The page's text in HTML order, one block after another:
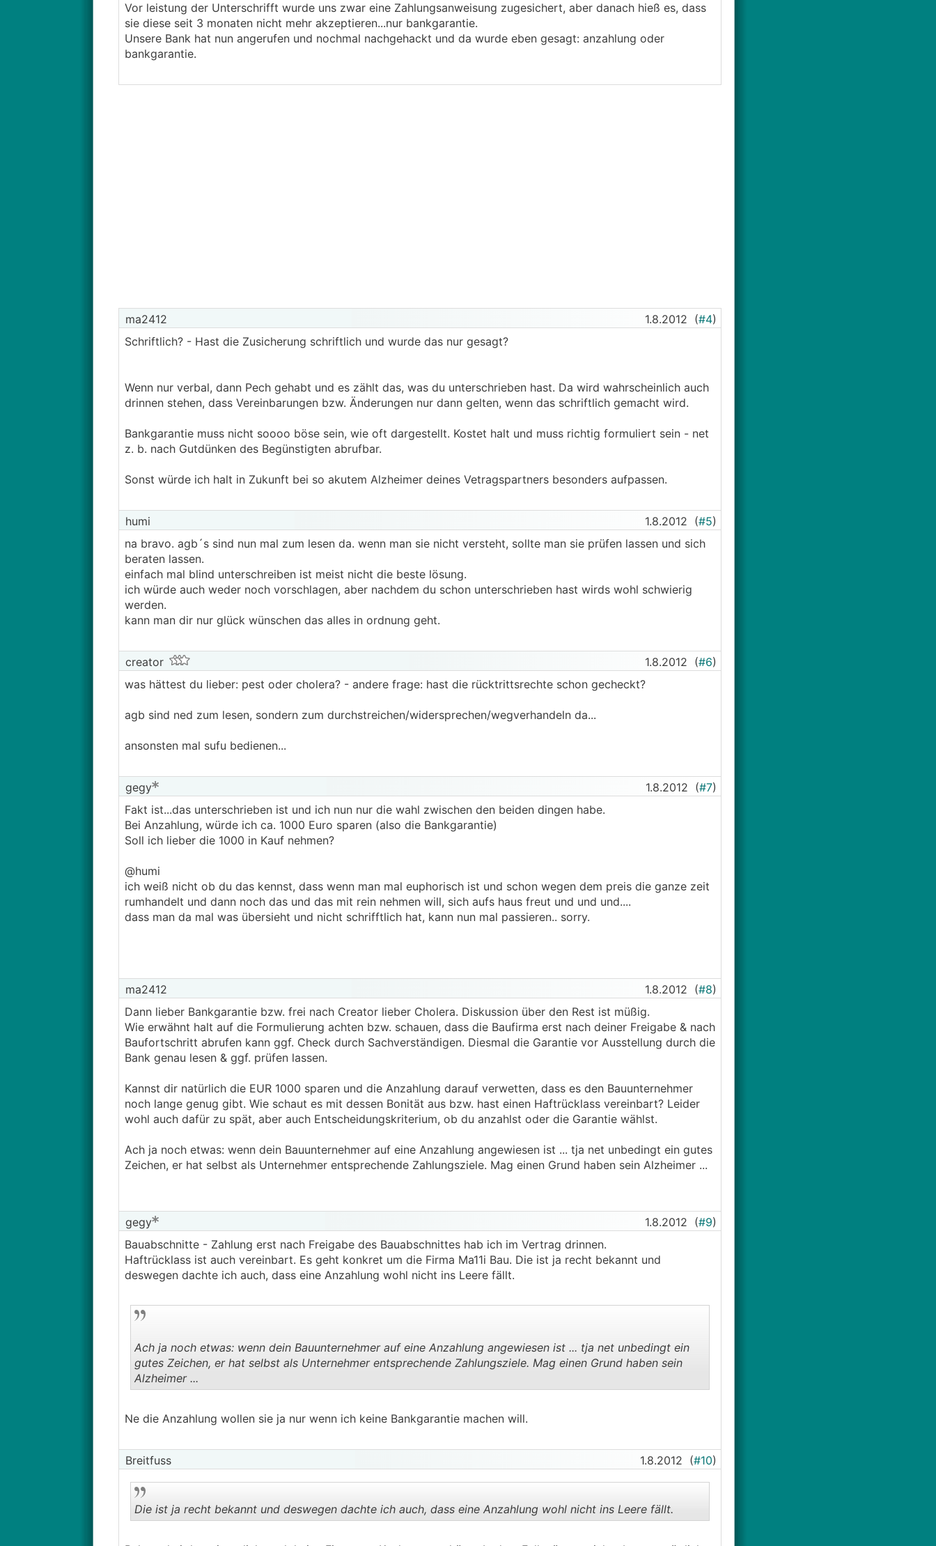
Vor leistung der Unterschrifft wurde uns zwar eine Zahlungsanweisung zugesichert, aber danach hieß es, dass
sie diese seit 3 monaten nicht mehr akzeptieren...nur bankgarantie.
Unsere Bank hat nun angerufen und nochmal nachgehackt und da wurde eben gesagt: anzahlung oder
bankgarantie.
ma2412 1.8.2012 (#4)
Schriftlich? - Hast die Zusicherung schriftlich und wurde das nur gesagt?
Wenn nur verbal, dann Pech gehabt und es zählt das, was du unterschrieben hast. Da wird wahrscheinlich auch
drinnen stehen, dass Vereinbarungen bzw. Änderungen nur dann gelten, wenn das schriftlich gemacht wird.
Bankgarantie muss nicht soooo böse sein, wie oft dargestellt. Kostet halt und muss richtig formuliert sein - net
z. b. nach Gutdünken des Begünstigten abrufbar.
Sonst würde ich halt in Zukunft bei so akutem Alzheimer deines Vetragspartners besonders aufpassen.
humi 1.8.2012 (#5)
na bravo. agb´s sind nun mal zum lesen da. wenn man sie nicht versteht, sollte man sie prüfen lassen und sich
beraten lassen.
einfach mal blind unterschreiben ist meist nicht die beste lösung.
ich würde auch weder noch vorschlagen, aber nachdem du schon unterschrieben hast wirds wohl schwierig
werden.
kann man dir nur glück wünschen das alles in ordnung geht.
creator 1.8.2012 (#6)
was hättest du lieber: pest oder cholera? - andere frage: hast die rücktrittsrechte schon gecheckt?
agb sind ned zum lesen, sondern zum durchstreichen/widersprechen/wegverhandeln da...
ansonsten mal sufu bedienen...
gegy 1.8.2012 (#7)
Fakt ist...das unterschrieben ist und ich nun nur die wahl zwischen den beiden dingen habe.
Bei Anzahlung, würde ich ca. 1000 Euro sparen (also die Bankgarantie)
Soll ich lieber die 1000 in Kauf nehmen?
@humi
ich weiß nicht ob du das kennst, dass wenn man mal euphorisch ist und schon wegen dem preis die ganze zeit
rumhandelt und dann noch das und das mit rein nehmen will, sich aufs haus freut und und und....
dass man da mal was übersieht und nicht schrifftlich hat, kann nun mal passieren.. sorry.
ma2412 1.8.2012 (#8)
Dann lieber Bankgarantie bzw. frei nach Creator lieber Cholera. Diskussion über den Rest ist müßig.
Wie erwähnt halt auf die Formulierung achten bzw. schauen, dass die Baufirma erst nach deiner Freigabe & nach
Baufortschritt abrufen kann ggf. Check durch Sachverständigen. Diesmal die Garantie vor Ausstellung durch die
Bank genau lesen & ggf. prüfen lassen.
Kannst dir natürlich die EUR 1000 sparen und die Anzahlung darauf verwetten, dass es den Bauunternehmer
noch lange genug gibt. Wie schaut es mit dessen Bonität aus bzw. hast einen Haftrücklass vereinbart? Leider
wohl auch dafür zu spät, aber auch Entscheidungskriterium, ob du anzahlst oder die Garantie wählst.
Ach ja noch etwas: wenn dein Bauunternehmer auf eine Anzahlung angewiesen ist ... tja net unbedingt ein gutes
Zeichen, er hat selbst als Unternehmer entsprechende Zahlungsziele. Mag einen Grund haben sein Alzheimer ...
gegy 1.8.2012 (#9)
Bauabschnitte - Zahlung erst nach Freigabe des Bauabschnittes hab ich im Vertrag drinnen.
Haftrücklass ist auch vereinbart. Es geht konkret um die Firma Ma11i Bau. Die ist ja recht bekannt und
deswegen dachte ich auch, dass eine Anzahlung wohl nicht ins Leere fällt.
..
Ach ja noch etwas: wenn dein Bauunternehmer auf eine Anzahlung angewiesen ist ... tja net unbedingt ein
gutes Zeichen, er hat selbst als Unternehmer entsprechende Zahlungsziele. Mag einen Grund haben sein
Alzheimer ...
Ne die Anzahlung wollen sie ja nur wenn ich keine Bankgarantie machen will.
Breitfuss 1.8.2012 (#10)
Die ist ja recht bekannt und deswegen dachte ich auch, dass eine Anzahlung wohl nicht ins Leere fällt.